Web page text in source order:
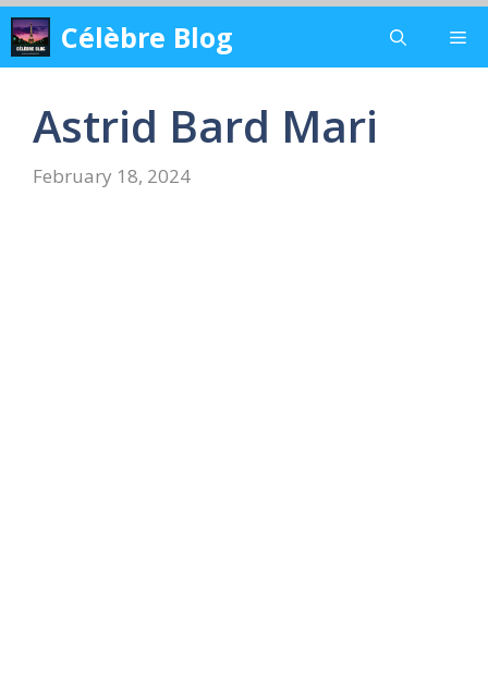
Skip
to
content
Célèbre Blog
Astrid Bard Mari
February 18, 2024